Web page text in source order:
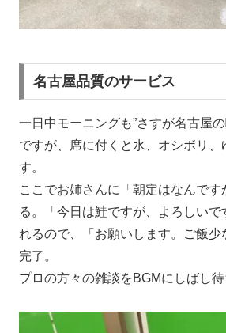
名古屋品質のサービス
一日中モーニングも”さすが名古屋
ですが、席に付くと水、オシボリ、
す。
ここでお姉さんに「朝定はなんで
る。「今日は鮭ですが、よろしいで
れるので、「お願いします。ご飯少
完了。
プロの方々の雑談をBGMにしばし待